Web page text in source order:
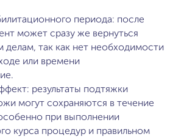
периода: после
может сразу же вернуться
так как нет необходимости
или времени
результаты подтяжки
могут сохраняются в течение
при выполнении
курса процедур и правильном